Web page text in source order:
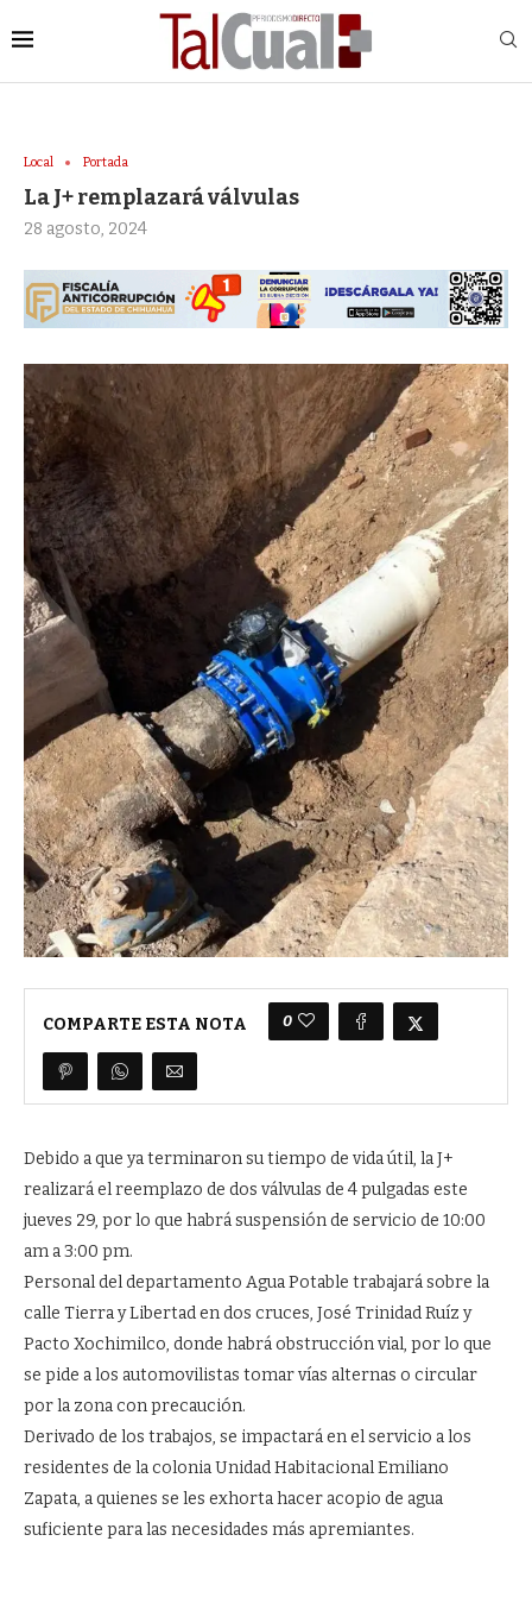
Local Portada
La J+ remplazará válvulas
28 agosto, 2024
COMPARTE ESTA NOTA 0
Debido a que ya terminaron su tiempo de vida útil, la J+
realizará el reemplazo de dos válvulas de 4 pulgadas este
jueves 29, por lo que habrá suspensión de servicio de 10:00
am a 3:00 pm.
Personal del departamento Agua Potable trabajará sobre la
calle Tierra y Libertad en dos cruces, José Trinidad Ruíz y
Pacto Xochimilco, donde habrá obstrucción vial, por lo que
se pide a los automovilistas tomar vías alternas o circular
por la zona con precaución.
Derivado de los trabajos, se impactará en el servicio a los
residentes de la colonia Unidad Habitacional Emiliano
Zapata, a quienes se les exhorta hacer acopio de agua
suficiente para las necesidades más apremiantes.